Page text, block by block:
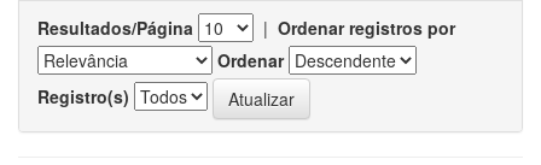
Resultados/Página | Ordenar registros por
Ordenar
Registro(s)